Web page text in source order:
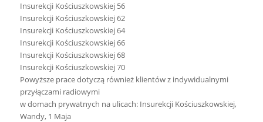
Insurekcji Kościuszkowskiej 56
Insurekcji Kościuszkowskiej 62
Insurekcji Kościuszkowskiej 64
Insurekcji Kościuszkowskiej 66
Insurekcji Kościuszkowskiej 68
Insurekcji Kościuszkowskiej 70
Powyższe prace dotyczą również klientów z indywidualnymi
przyłączami radiowymi
w domach prywatnych na ulicach: Insurekcji Kościuszkowskiej,
Wandy, 1 Maja